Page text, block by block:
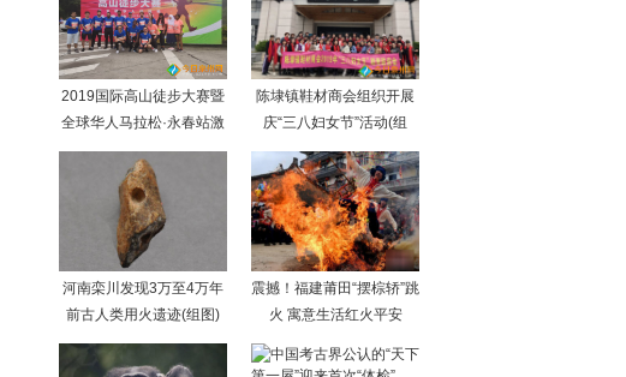
2019国际高山徒步大赛暨
全球华人马拉松·永春站激
陈埭镇鞋材商会组织开展
庆“三八妇女节”活动(组
河南栾川发现3万至4万年
前古人类用火遗迹(组图)
震撼！福建莆田“摆棕轿”跳
火 寓意生活红火平安